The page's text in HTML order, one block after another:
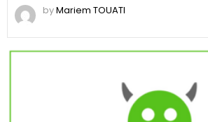
byMariem TOUATI